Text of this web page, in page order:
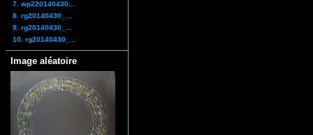
7. wp220140430...
8. rg20140430_...
9. rg20140430_...
10. rg20140430_...
Image aléatoire